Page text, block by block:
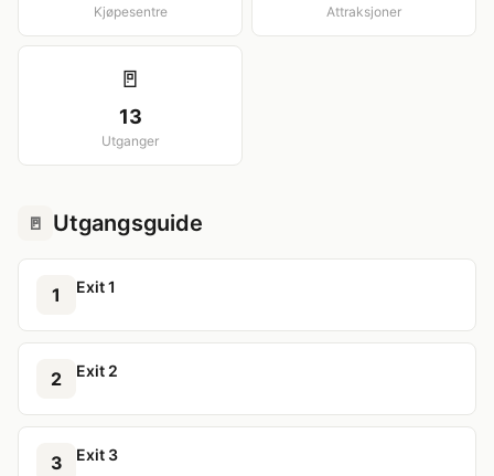
Kjøpesentre Attraksjoner
🚪
13
Utganger
🚪 Utgangsguide
1 Exit 1
2 Exit 2
3 Exit 3